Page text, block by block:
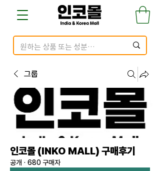
그룹
인코몰 (INKO MALL) 구매후기
공개 · 680 구매자